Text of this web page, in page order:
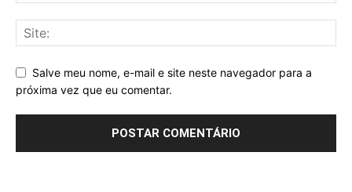
Salve meu nome, e-mail e site neste navegador para a
próxima vez que eu comentar.